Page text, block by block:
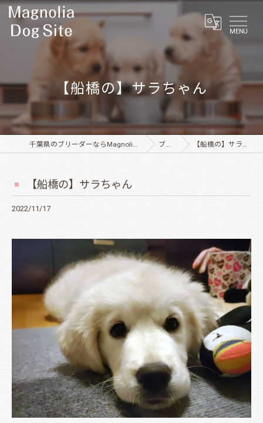
MENU
【船橋の】サラちゃん
千葉県のブリーダーならMagnolia Dog Site ブログ 【船橋の】サラちゃん
【船橋の】サラちゃん
2022/11/17